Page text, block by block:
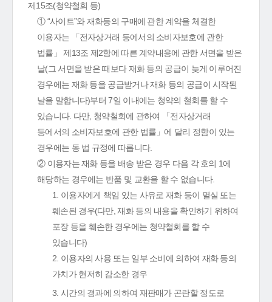
제15조(청약철회 등)
① “사이트”와 재화등의 구매에 관한 계약을 체결한
이용자는 「전자상거래 등에서의 소비자보호에 관한
법률」 제13조 제2항에 따른 계약내용에 관한 서면을 받은
날(그 서면을 받은 때보다 재화 등의 공급이 늦게 이루어진
경우에는 재화 등을 공급받거나 재화 등의 공급이 시작된
날을 말합니다)부터 7일 이내에는 청약의 철회를 할 수
있습니다. 다만, 청약철회에 관하여 「전자상거래
등에서의 소비자보호에 관한 법률」에 달리 정함이 있는
경우에는 동 법 규정에 따릅니다.
② 이용자는 재화 등을 배송 받은 경우 다음 각 호의 1에
해당하는 경우에는 반품 및 교환을 할 수 없습니다.
1. 이용자에게 책임 있는 사유로 재화 등이 멸실 또는
훼손된 경우(다만, 재화 등의 내용을 확인하기 위하여
포장 등을 훼손한 경우에는 청약철회를 할 수
있습니다)
2. 이용자의 사용 또는 일부 소비에 의하여 재화 등의
가치가 현저히 감소한 경우
3. 시간의 경과에 의하여 재판매가 곤란할 정도로